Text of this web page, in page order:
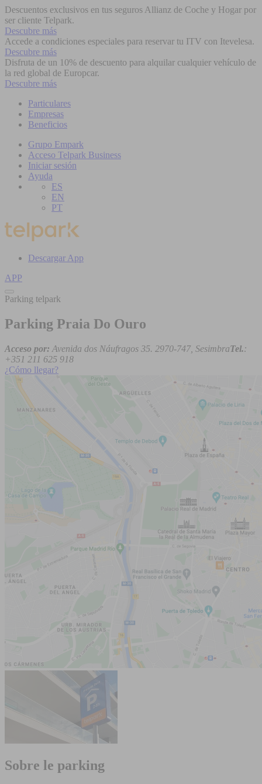
Descuentos exclusivos en tus seguros Allianz de Coche y Hogar por
ser cliente Telpark.
Descubre más
Accede a condiciones especiales para reservar tu ITV con Itevelesa.
Descubre más
Disfruta de un 10% de descuento para alquilar cualquier vehículo de
la red global de Europcar.
Descubre más
Particulares
Empresas
Beneficios
Grupo Empark
Acceso Telpark Business
Iniciar sesión
Ayuda
ES
EN
PT
Descargar App
APP
Parking telpark
Parking Praia Do Ouro
Acceso por: Avenida dos Náufragos 35. 2970-747, SesimbraTel.:
+351 211 625 918
¿Cómo llegar?
Sobre le parking